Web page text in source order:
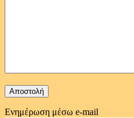
Ενημέρωση μέσω e-mail